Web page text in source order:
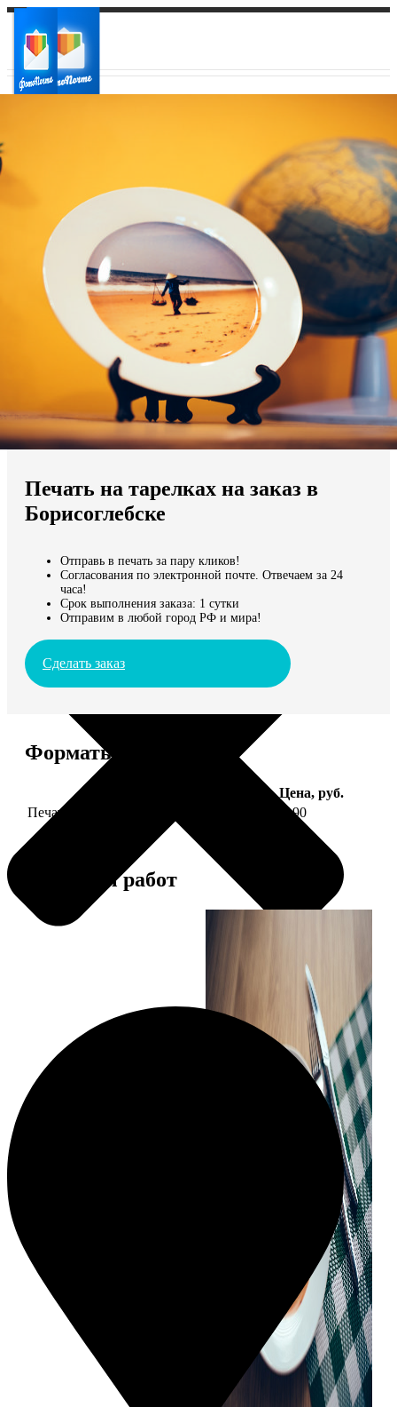
Ваш регион доставки
Выберите из списка:
Мы доставляем по всему миру
Продолжить без города
Печать на тарелках на заказ в
Борисоглебске
Отправь в печать за пару кликов!
Согласования по электронной почте. Отвечаем за 24
часа!
Срок выполнения заказа: 1 сутки
Отправим в любой город РФ и мира!
Сделать заказ
Форматы и цены
Цена, руб.
Печать фото на тарелке диаметром 20 см
1190
Примеры работ